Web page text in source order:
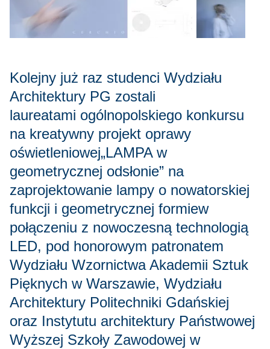
Kolejny już raz studenci Wydziału
Architektury PG zostali
laureatami ogólnopolskiego konkursu
na kreatywny projekt oprawy
oświetleniowej„LAMPA w
geometrycznej odsłonie” na
zaprojektowanie lampy o nowatorskiej
funkcji i geometrycznej formiew
połączeniu z nowoczesną technologią
LED, pod honorowym patronatem
Wydziału Wzornictwa Akademii Sztuk
Pięknych w Warszawie, Wydziału
Architektury Politechniki Gdańskiej
oraz Instytutu architektury Państwowej
Wyższej Szkoły Zawodowej w